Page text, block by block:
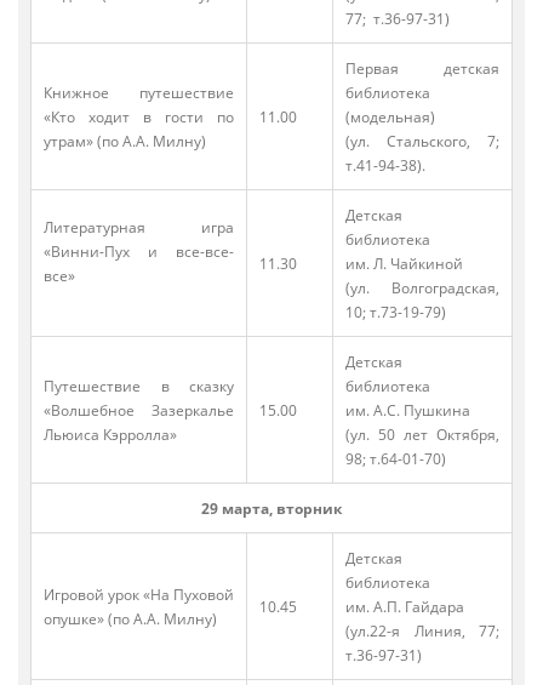
77; т.36-97-31)
Книжное путешествие
«Кто ходит в гости по
утрам» (по А.А. Милну)
11.00
Первая детская
библиотека
(модельная)
(ул. Стальского, 7;
т.41-94-38).
Литературная игра
«Винни-Пух и все-все-
все»
11.30
Детская
библиотека
им. Л. Чайкиной
(ул. Волгоградская,
10; т.73-19-79)
Путешествие в сказку
«Волшебное Зазеркалье
Льюиса Кэрролла»
15.00
Детская
библиотека
им. А.С. Пушкина
(ул. 50 лет Октября,
98; т.64-01-70)
29 марта, вторник
Игровой урок «На Пуховой
опушке» (по А.А. Милну)
10.45
Детская
библиотека
им. А.П. Гайдара
(ул.22-я Линия, 77;
т.36-97-31)